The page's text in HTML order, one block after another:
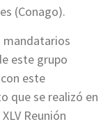
(Conago).
mandatarios
este grupo
este
que se realizó en
Reunión